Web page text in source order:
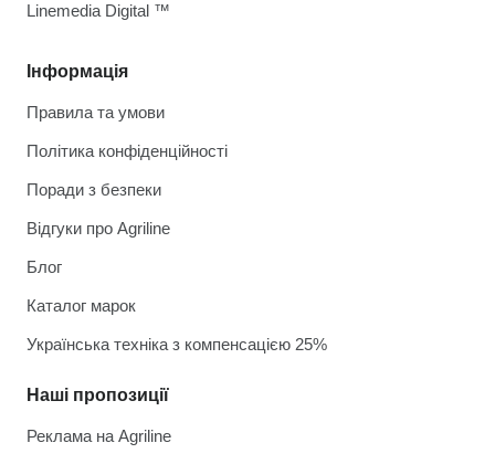
Інформація
Правила та умови
Політика конфіденційності
Поради з безпеки
Відгуки про Agriline
Блог
Каталог марок
Українська техніка з компенсацією 25%
Наші пропозиції
Реклама на Agriline
Linemedia Digital ™